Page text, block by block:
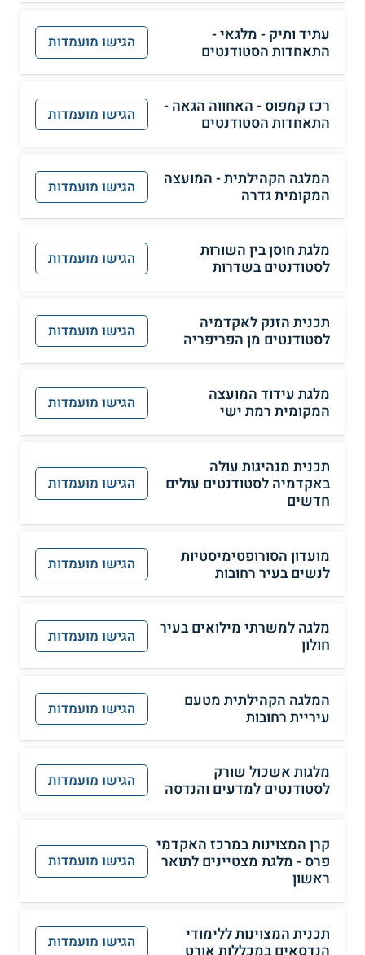
עתיד ותיק - מלגאי -
התאחדות הסטודנטים
הגישו מועמדות
רכז קמפוס - האחווה הגאה -
התאחדות הסטודנטים
הגישו מועמדות
המלגה הקהילתית - המועצה
המקומית גדרה
הגישו מועמדות
מלגת חוסן בין השורות
לסטודנטים בשדרות
הגישו מועמדות
תכנית הזנק לאקדמיה
לסטודנטים מן הפריפריה
הגישו מועמדות
מלגת עידוד המועצה
המקומית רמת ישי
הגישו מועמדות
תכנית מנהיגות עולה
באקדמיה לסטודנטים עולים
חדשים
הגישו מועמדות
מועדון הסורופטימיסטיות
לנשים בעיר רחובות
הגישו מועמדות
מלגה למשרתי מילואים בעיר
חולון
הגישו מועמדות
המלגה הקהילתית מטעם
עיריית רחובות
הגישו מועמדות
מלגות אשכול שורק
לסטודנטים למדעים והנדסה
הגישו מועמדות
קרן המצוינות במרכז האקדמי
פרס - מלגת מצטיינים לתואר
ראשון
הגישו מועמדות
תכנית המצוינות ללימודי
הנדסאים במכללות אורט
הגישו מועמדות